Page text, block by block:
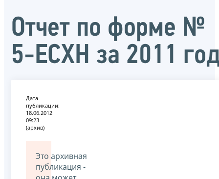
Отчет по форме №
5-ЕСХН за 2011
Дата
публикации:
18.06.2012
09:23
(архив)
Это архивная
публикация -